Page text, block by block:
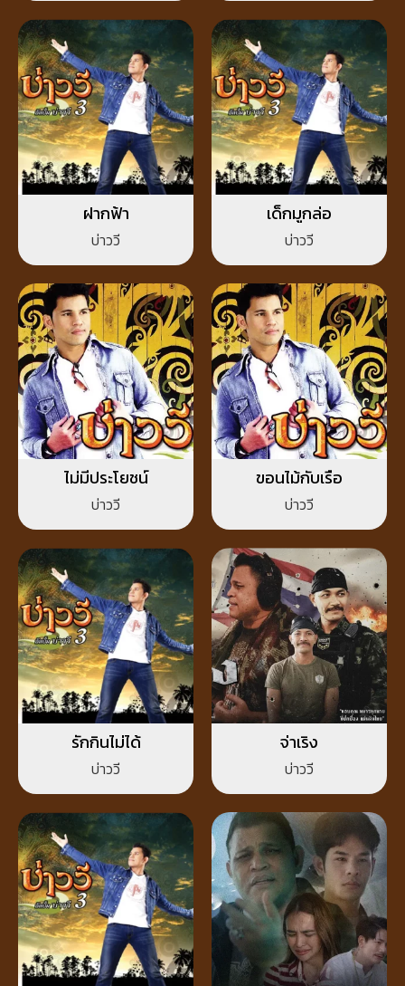
ฝากฟ้า
บ่าววี
เด็กมูกล่อ
บ่าววี
ไม่มีประโยชน์
บ่าววี
ขอนไม้กับเรือ
บ่าววี
รักกินไม่ได้
บ่าววี
จ่าเริง
บ่าววี